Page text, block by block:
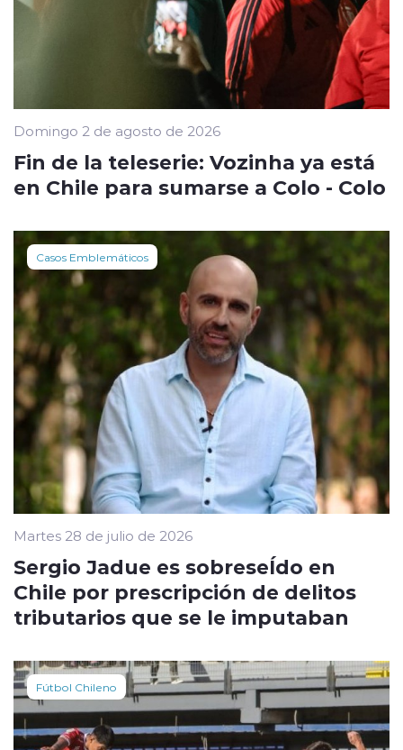
Domingo 2 de agosto de 2026
Fin de la teleserie: Vozinha ya está
en Chile para sumarse a Colo - Colo
Casos Emblemáticos
Martes 28 de julio de 2026
Sergio Jadue es sobreseÍdo en
Chile por prescripción de delitos
tributarios que se le imputaban
Fútbol Chileno